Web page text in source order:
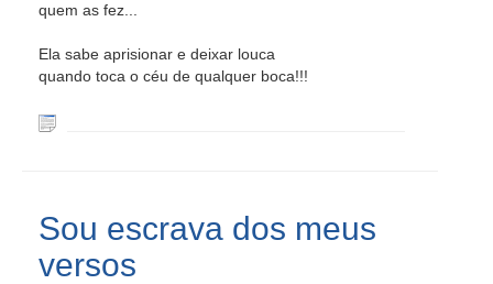
quem as fez...
Ela sabe aprisionar e deixar louca
quando toca o céu de qualquer boca!!!
Sou escrava dos meus
versos